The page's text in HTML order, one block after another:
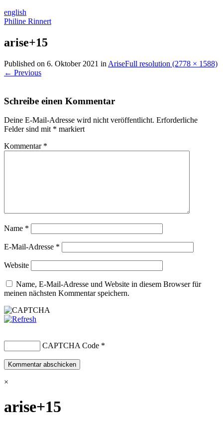
english
Philine Rinnert
arise+15
Published on 6. Oktober 2021 in AriseFull resolution (2778 × 1588)
← Previous
Schreibe einen Kommentar
Deine E-Mail-Adresse wird nicht veröffentlicht. Erforderliche
Felder sind mit * markiert
Kommentar *
Name *
E-Mail-Adresse *
Website
Name, E-Mail-Adresse und Website in diesem Browser für
meinen nächsten Kommentar speichern.
CAPTCHA Code *
×
arise+15